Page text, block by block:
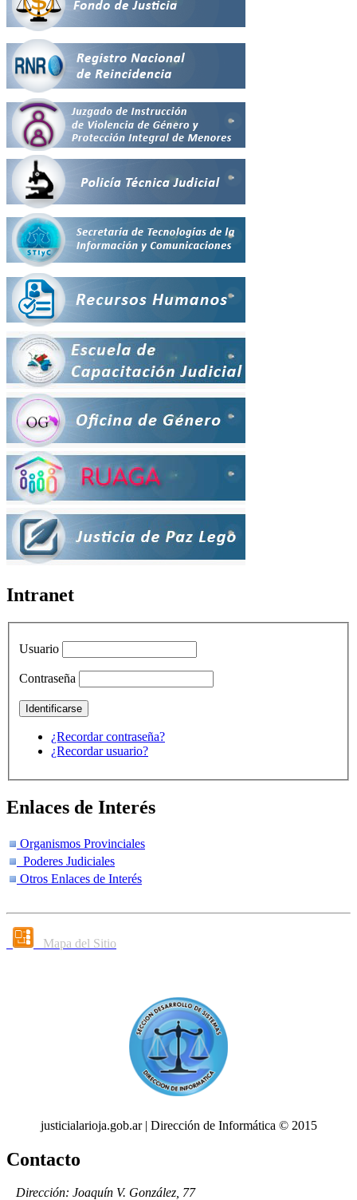
Intranet
Usuario
Contraseña
¿Recordar contraseña?
¿Recordar usuario?
Enlaces de Interés
Organismos Provinciales
Poderes Judiciales
Otros Enlaces de Interés
Mapa del Sitio
justicialarioja.gob.ar | Dirección de Informática © 2015
Contacto
Dirección: Joaquín V. González, 77